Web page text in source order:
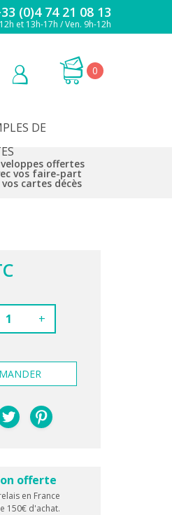
(0)4 74 21 08 13
et 13h-17h / Ven. 9h-12h
0
DE
offertes
vos faire-part
cartes décès
+
offerte
en France
150€ d'achat.